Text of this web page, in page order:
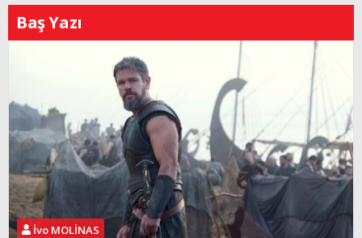
Baş Yazı
İvo MOLİNAS